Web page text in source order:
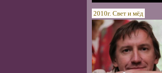
2010г. Свет и мёд